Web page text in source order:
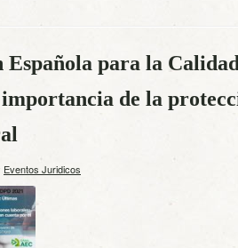
Española para la
de la
Eventos Juridicos